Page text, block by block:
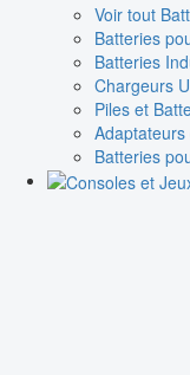
Voir tout
Batteries
Batteries
Chargeurs
Piles et
Batteries